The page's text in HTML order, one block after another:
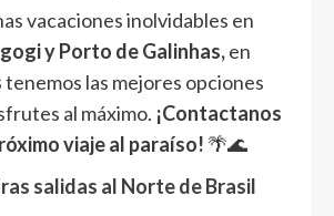
vacaciones inolvidables en
y Porto de Galinhas,en
tenemos las mejores opciones
al máximo. ¡Contactanos
viaje al paraíso! 🌴🌊
salidas al Norte de Brasil